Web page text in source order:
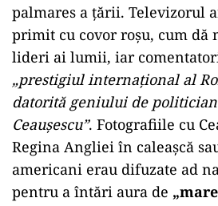
palmares a țării. Televizorul
primit cu covor roșu, cum dă
lideri ai lumii, iar
„prestigiul internațional al
datorită geniului de
Ceaușescu”. Fotografiile cu
Regina Angliei în caleașcă
americani erau difuzate ad
pentru a întări aura de